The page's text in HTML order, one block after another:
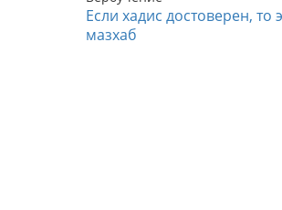
Если хадис достоверен, то
мазхаб